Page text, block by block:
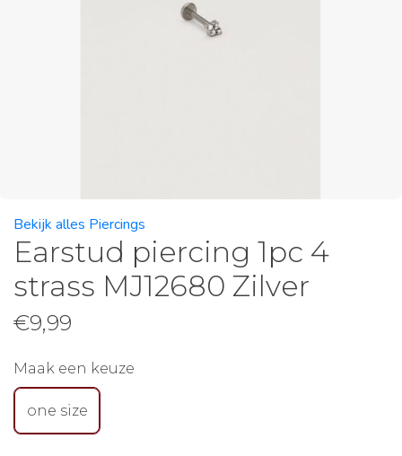
Bekijk alles Piercings
Earstud piercing 1pc 4
strass MJ12680 Zilver
€9,99
Maak een keuze
one size